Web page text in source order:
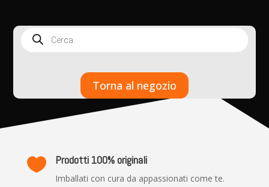
search
Torna al negozio
 Prodotti 100% originali
Imballati con cura da appassionati come te.